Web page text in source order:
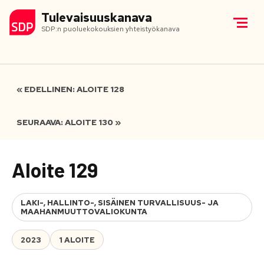
Tulevaisuuskanava
SDP:n puoluekokouksien yhteistyökanava
« EDELLINEN: ALOITE 128
SEURAAVA: ALOITE 130 »
Aloite 129
LAKI-, HALLINTO-, SISÄINEN TURVALLISUUS- JA
MAAHANMUUTTOVALIOKUNTA
2023 1 ALOITE